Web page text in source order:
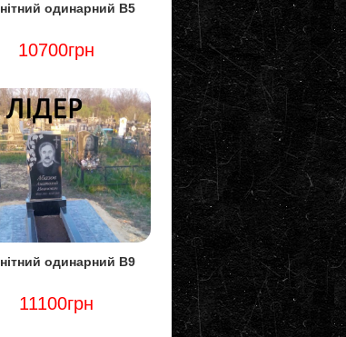
одинарний В5
10700грн
одинарний В9
11100грн